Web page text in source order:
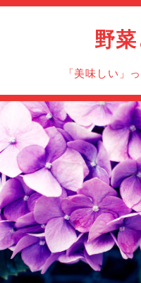
野
「美味しい」